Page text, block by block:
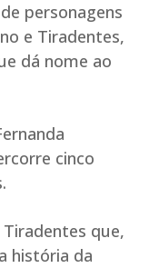
personagens
e Tiradentes,
dá nome ao
cinco
que,
história da